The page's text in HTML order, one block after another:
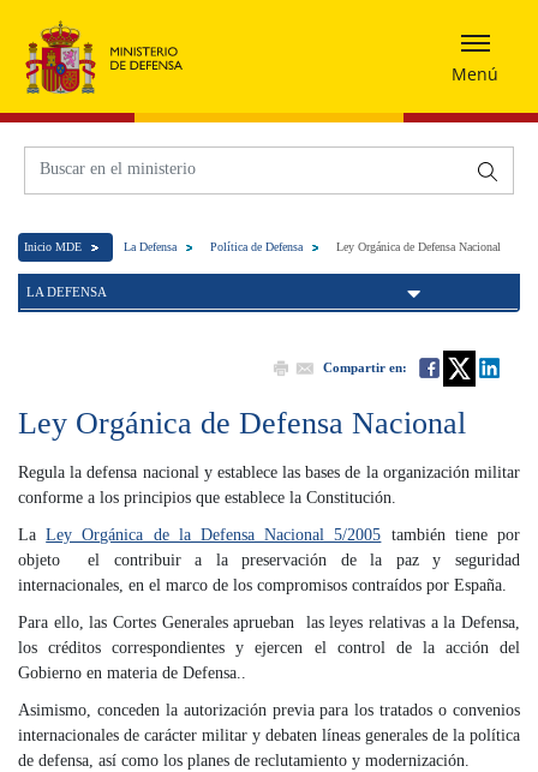
Menú
Inicio MDE La Defensa Política de Defensa Ley Orgánica de Defensa Nacional
LA DEFENSA
Compartir en:
Ley Orgánica de Defensa Nacional
Regula la defensa nacional y establece las bases de la organización militar
conforme a los principios que establece la Constitución.
LaLey Orgánica de la Defensa Nacional 5/2005 también tiene por
objeto el contribuir a la preservación de la paz y seguridad
internacionales, en el marco de los compromisos contraídos por España.
Para ello, las Cortes Generales aprueban las leyes relativas a la Defensa,
los créditos correspondientes y ejercen el control de la acción del
Gobierno en materia de Defensa..
Asimismo, conceden la autorización previa para los tratados o convenios
internacionales de carácter militar y debaten líneas generales de la política
de defensa, así como los planes de reclutamiento y modernización.